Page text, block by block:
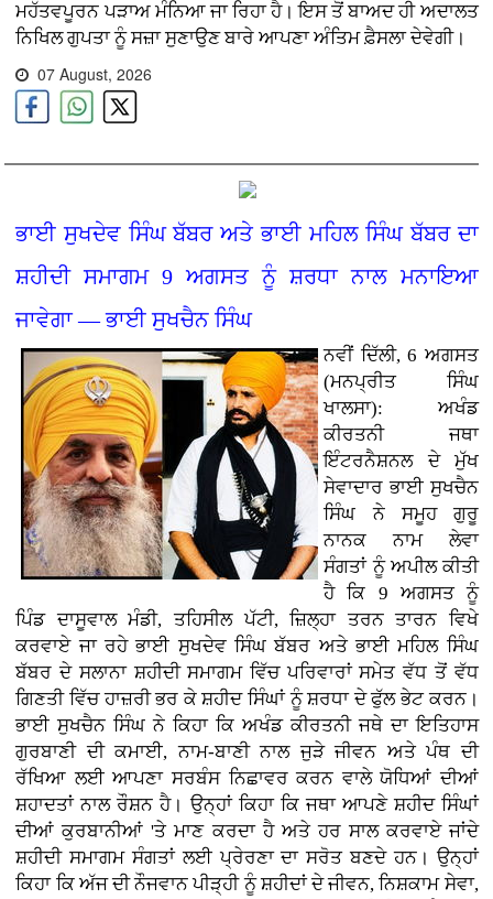
ਮਹੱਤਵਪੂਰਨ ਪੜਾਅ ਮੰਨਿਆ ਜਾ ਰਿਹਾ ਹੈ। ਇਸ ਤੋਂ ਬਾਅਦ ਹੀ ਅਦਾਲਤ
ਨਿਖਿਲ ਗੁਪਤਾ ਨੂੰ ਸਜ਼ਾ ਸੁਣਾਉਣ ਬਾਰੇ ਆਪਣਾ ਅੰਤਿਮ ਫ਼ੈਸਲਾ ਦੇਵੇਗੀ।
07 August, 2026
ਭਾਈ ਸੁਖਦੇਵ ਸਿੰਘ ਬੱਬਰ ਅਤੇ ਭਾਈ ਮਹਿਲ ਸਿੰਘ ਬੱਬਰ ਦਾ
ਸ਼ਹੀਦੀ ਸਮਾਗਮ 9 ਅਗਸਤ ਨੂੰ ਸ਼ਰਧਾ ਨਾਲ ਮਨਾਇਆ
ਜਾਵੇਗਾ — ਭਾਈ ਸੁਖਚੈਨ ਸਿੰਘ
ਨਵੀਂ ਦਿੱਲੀ, 6 ਅਗਸਤ
(ਮਨਪ੍ਰੀਤ ਸਿੰਘ
ਖਾਲਸਾ): ਅਖੰਡ
ਕੀਰਤਨੀ ਜਥਾ
ਇੰਟਰਨੈਸ਼ਨਲ ਦੇ ਮੁੱਖ
ਸੇਵਾਦਾਰ ਭਾਈ ਸੁਖਚੈਨ
ਸਿੰਘ ਨੇ ਸਮੂਹ ਗੁਰੂ
ਨਾਨਕ ਨਾਮ ਲੇਵਾ
ਸੰਗਤਾਂ ਨੂੰ ਅਪੀਲ ਕੀਤੀ
ਹੈ ਕਿ 9 ਅਗਸਤ ਨੂੰ
ਪਿੰਡ ਦਾਸੂਵਾਲ ਮੰਡੀ, ਤਹਿਸੀਲ ਪੱਟੀ, ਜ਼ਿਲ੍ਹਾ ਤਰਨ ਤਾਰਨ ਵਿਖੇ
ਕਰਵਾਏ ਜਾ ਰਹੇ ਭਾਈ ਸੁਖਦੇਵ ਸਿੰਘ ਬੱਬਰ ਅਤੇ ਭਾਈ ਮਹਿਲ ਸਿੰਘ
ਬੱਬਰ ਦੇ ਸਲਾਨਾ ਸ਼ਹੀਦੀ ਸਮਾਗਮ ਵਿੱਚ ਪਰਿਵਾਰਾਂ ਸਮੇਤ ਵੱਧ ਤੋਂ ਵੱਧ
ਗਿਣਤੀ ਵਿੱਚ ਹਾਜ਼ਰੀ ਭਰ ਕੇ ਸ਼ਹੀਦ ਸਿੰਘਾਂ ਨੂੰ ਸ਼ਰਧਾ ਦੇ ਫੁੱਲ ਭੇਟ ਕਰਨ।
ਭਾਈ ਸੁਖਚੈਨ ਸਿੰਘ ਨੇ ਕਿਹਾ ਕਿ ਅਖੰਡ ਕੀਰਤਨੀ ਜਥੇ ਦਾ ਇਤਿਹਾਸ
ਗੁਰਬਾਣੀ ਦੀ ਕਮਾਈ, ਨਾਮ-ਬਾਣੀ ਨਾਲ ਜੁੜੇ ਜੀਵਨ ਅਤੇ ਪੰਥ ਦੀ
ਰੱਖਿਆ ਲਈ ਆਪਣਾ ਸਰਬੰਸ ਨਿਛਾਵਰ ਕਰਨ ਵਾਲੇ ਯੋਧਿਆਂ ਦੀਆਂ
ਸ਼ਹਾਦਤਾਂ ਨਾਲ ਰੌਸ਼ਨ ਹੈ। ਉਨ੍ਹਾਂ ਕਿਹਾ ਕਿ ਜਥਾ ਆਪਣੇ ਸ਼ਹੀਦ ਸਿੰਘਾਂ
ਦੀਆਂ ਕੁਰਬਾਨੀਆਂ 'ਤੇ ਮਾਣ ਕਰਦਾ ਹੈ ਅਤੇ ਹਰ ਸਾਲ ਕਰਵਾਏ ਜਾਂਦੇ
ਸ਼ਹੀਦੀ ਸਮਾਗਮ ਸੰਗਤਾਂ ਲਈ ਪ੍ਰੇਰਣਾ ਦਾ ਸਰੋਤ ਬਣਦੇ ਹਨ। ਉਨ੍ਹਾਂ
ਕਿਹਾ ਕਿ ਅੱਜ ਦੀ ਨੌਜਵਾਨ ਪੀੜ੍ਹੀ ਨੂੰ ਸ਼ਹੀਦਾਂ ਦੇ ਜੀਵਨ, ਨਿਸ਼ਕਾਮ ਸੇਵਾ,